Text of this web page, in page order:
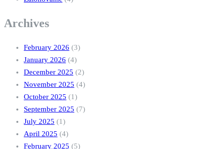
Archives
February 2026 (3)
January 2026 (4)
December 2025 (2)
November 2025 (4)
October 2025 (1)
September 2025 (7)
July 2025 (1)
April 2025 (4)
February 2025 (5)